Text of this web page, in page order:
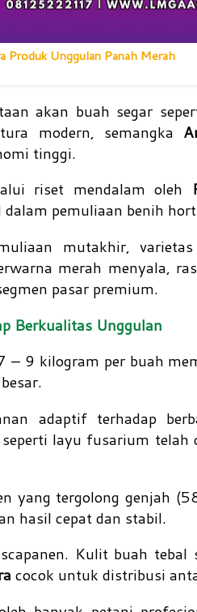
Produk Unggulan Panah Merah
akan buah segar
modern, semangka
tinggi.
riset mendalam oleh
pemuliaan benih
mutakhir, varietas
merah menyala,
pasar premium.
Berkualitas Unggulan
– 9 kilogram per buah
adaptif terhadap
layu fusarium telah
yang tergolong genjah
hasil cepat dan stabil.
Kulit buah
cocok untuk distribusi